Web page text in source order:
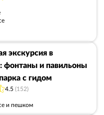
экскурсия в
фонтаны и павильоны
с гидом
4.5 (152)
и пешком